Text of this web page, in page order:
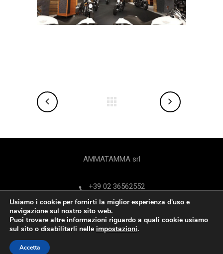
AMMATAMMA srl
+39 02 36562552
Via Federico Confalonieri 9 - 20124 Milano
Usiamo i cookie per fornirti la miglior esperienza d'uso e
navigazione sul nostro sito web.
Puoi trovare altre informazioni riguardo a quali cookie usiamo
sul sito o disabilitarli nelle impostazioni.
Accetta